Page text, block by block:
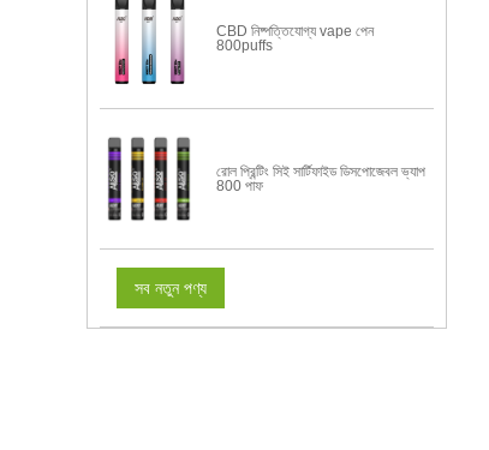
CBD নিষ্পত্তিযোগ্য vape পেন
800puffs
রোল প্রিন্টিং সিই সার্টিফাইড ডিসপোজেবল ভ্যাপ
800 পাফ
সব নতুন পণ্য